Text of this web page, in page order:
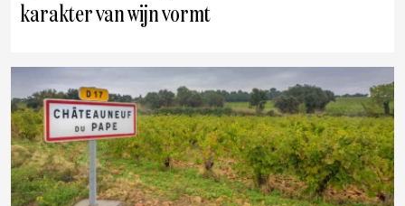
karakter van wijn vormt